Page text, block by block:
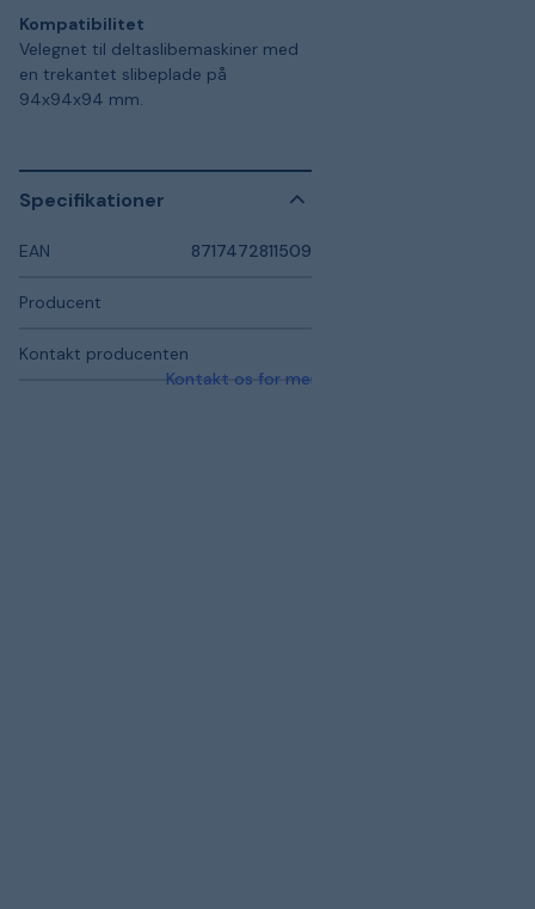
Kompatibilitet
Velegnet til deltaslibemaskiner med
en trekantet slibeplade på
94x94x94 mm.
Specifikationer
EAN 8717472811509
Producent
Kontakt producenten
Kontakt os for mere information